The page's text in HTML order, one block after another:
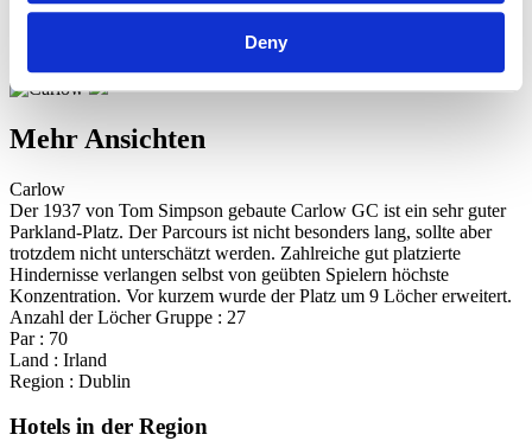
Deny
Mehr Ansichten
Carlow
Der 1937 von Tom Simpson gebaute Carlow GC ist ein sehr guter
Parkland-Platz. Der Parcours ist nicht besonders lang, sollte aber
trotzdem nicht unterschätzt werden. Zahlreiche gut platzierte
Hindernisse verlangen selbst von geübten Spielern höchste
Konzentration. Vor kurzem wurde der Platz um 9 Löcher erweitert.
Anzahl der Löcher Gruppe : 27
Par : 70
Land : Irland
Region : Dublin
Hotels in der Region